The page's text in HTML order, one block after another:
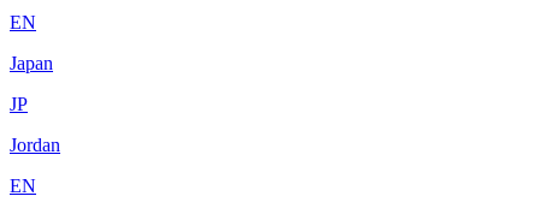
EN
Japan
JP
Jordan
EN